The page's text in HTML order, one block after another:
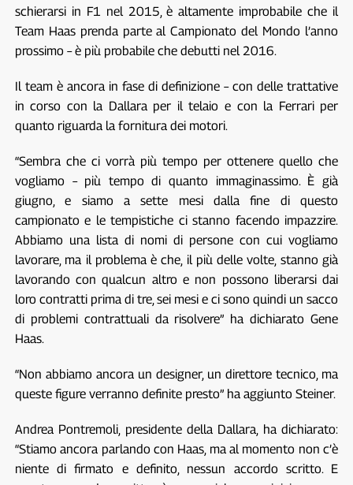
schierarsi in F1 nel 2015, è altamente improbabile che il
Team Haas prenda parte al Campionato del Mondo l’anno
prossimo – è più probabile che debutti nel 2016.
Il team è ancora in fase di definizione – con delle trattative
in corso con la Dallara per il telaio e con la Ferrari per
quanto riguarda la fornitura dei motori.
“Sembra che ci vorrà più tempo per ottenere quello che
vogliamo – più tempo di quanto immaginassimo. È già
giugno, e siamo a sette mesi dalla fine di questo
campionato e le tempistiche ci stanno facendo impazzire.
Abbiamo una lista di nomi di persone con cui vogliamo
lavorare, ma il problema è che, il più delle volte, stanno già
lavorando con qualcun altro e non possono liberarsi dai
loro contratti prima di tre, sei mesi e ci sono quindi un sacco
di problemi contrattuali da risolvere” ha dichiarato Gene
Haas.
“Non abbiamo ancora un designer, un direttore tecnico, ma
queste figure verranno definite presto” ha aggiunto Steiner.
Andrea Pontremoli, presidente della Dallara, ha dichiarato:
“Stiamo ancora parlando con Haas, ma al momento non c’è
niente di firmato e definito, nessun accordo scritto. E